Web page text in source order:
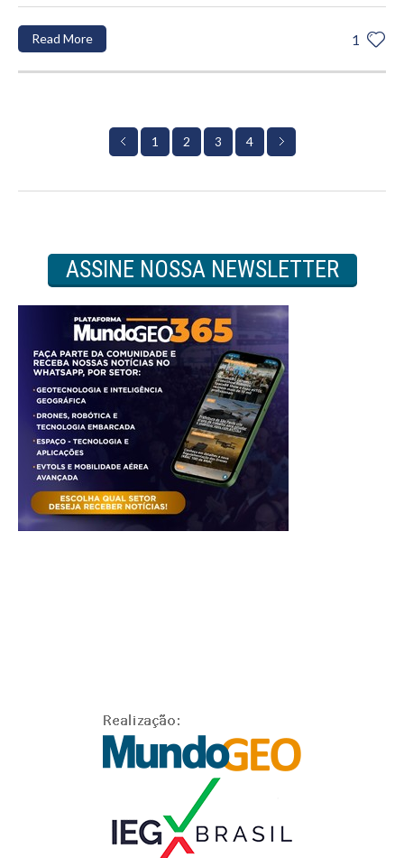
1
Read More
1 2 3 4
ASSINE NOSSA NEWSLETTER